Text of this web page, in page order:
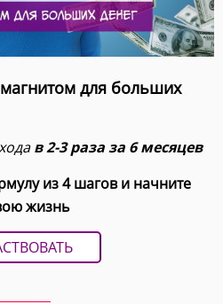
для больших
в 2-3 раза за 6 месяцев
из 4 шагов и начните
жизнь